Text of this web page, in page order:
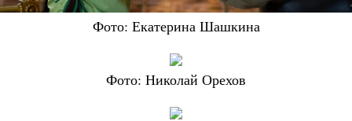
Фото: Екатерина Шашкина
Фото: Николай Орехов